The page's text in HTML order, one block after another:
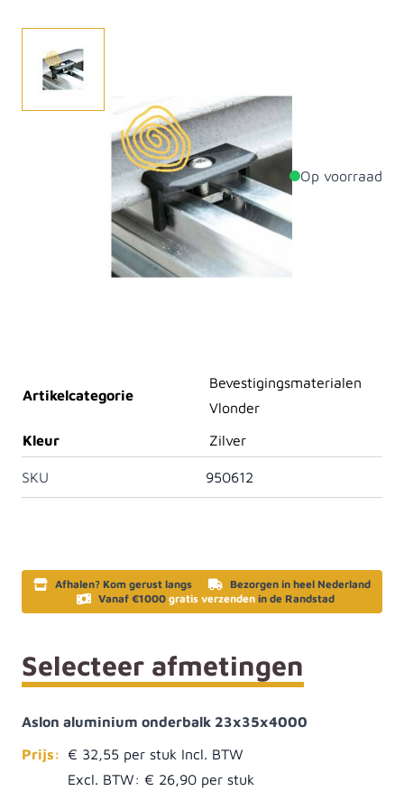
Tbv aluminium onderbalk onderconstructie terras.
Op voorraad
Productdetails
23mm
Artikelcategorie
Bevestigingsmaterialen
Vlonder
Kleur
Zilver
SKU 950612
Afhalen? Kom gerust langs
Bezorgen in heel Nederland
Vanaf €1000 gratis verzenden in de Randstad
Selecteer afmetingen
Aslon aluminium onderbalk 23x35x4000
Prijs: € 32,55
Excl. BTW: € 26,90